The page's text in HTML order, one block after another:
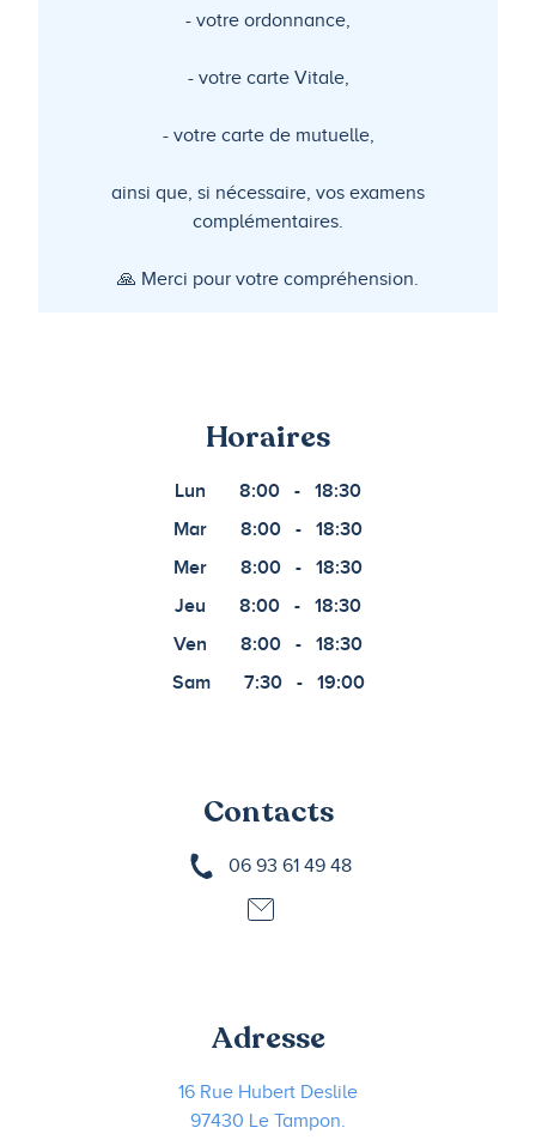
- votre ordonnance,
- votre carte Vitale,
- votre carte de mutuelle,
ainsi que, si nécessaire, vos examens
complémentaires.
🙏 Merci pour votre compréhension.
Horaires
Lun 8:00 -
18:30
Mar
8:00 -
18:30
Mer
8:00 -
18:30
Jeu
8:00 -
18:30
Ven
8:00 -
18:30
Sam
7:30 - 19:00
Contacts
06 93 61 49 48
Adresse
16 Rue Hubert Deslile
97430 Le Tampon.